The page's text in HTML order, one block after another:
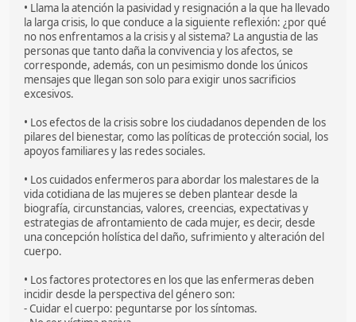
• Llama la atención la pasividad y resignación a la que ha llevado
la larga crisis, lo que conduce a la siguiente reflexión: ¿por qué
no nos enfrentamos a la crisis y al sistema? La angustia de las
personas que tanto daña la convivencia y los afectos, se
corresponde, además, con un pesimismo donde los únicos
mensajes que llegan son solo para exigir unos sacrificios
excesivos.
• Los efectos de la crisis sobre los ciudadanos dependen de los
pilares del bienestar, como las políticas de protección social, los
apoyos familiares y las redes sociales.
• Los cuidados enfermeros para abordar los malestares de la
vida cotidiana de las mujeres se deben plantear desde la
biografía, circunstancias, valores, creencias, expectativas y
estrategias de afrontamiento de cada mujer, es decir, desde
una concepción holística del daño, sufrimiento y alteración del
cuerpo.
• Los factores protectores en los que las enfermeras deben
incidir desde la perspectiva del género son:
- Cuidar el cuerpo: peguntarse por los síntomas.